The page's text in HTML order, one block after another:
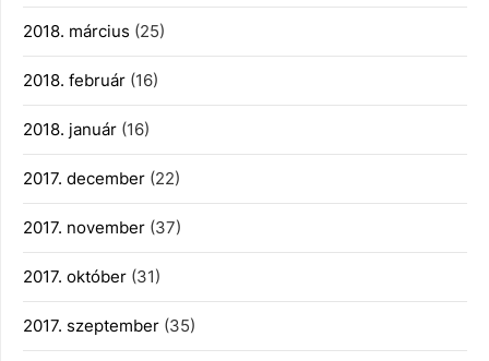
2018. március (25)
2018. február (16)
2018. január (16)
2017. december (22)
2017. november (37)
2017. október (31)
2017. szeptember (35)